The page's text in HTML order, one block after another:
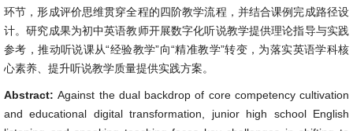
环节，形成评价思维贯穿全程的四阶教学流程，并结合课例完成路径设
计。研究成果为初中英语教师开展数字化听说教学提供理论指导与实践
参考，推动听说课从“经验教学”向“精准教学”转变，为落实英语学科核
心素养、提升听说教学质量提供实践方案。
Abstract:Against the dual backdrop of core competency cultivation
and educational digital transformation, junior high school English